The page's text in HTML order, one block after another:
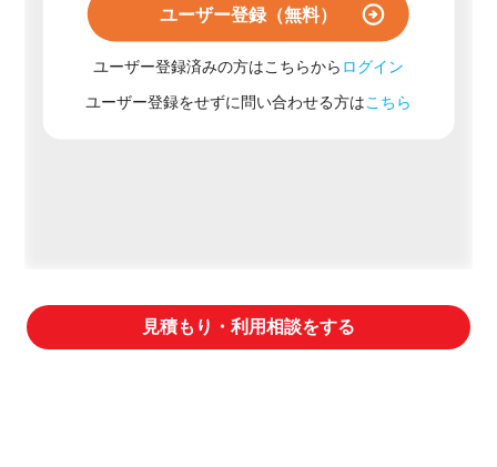
ユーザー登録（無料）
ユーザー登録済みの方はこちらから ログイン
ユーザー登録をせずに問い合わせる方はこちら
見積もり・利用相談をする